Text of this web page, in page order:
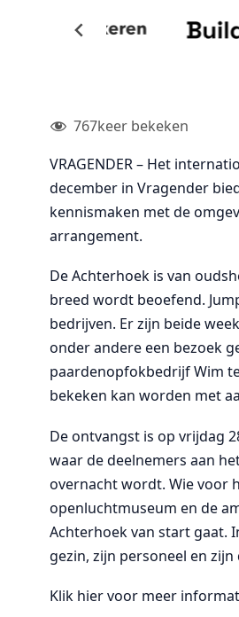
767keer bekeken
VRAGENDER – Het
december in Vragender
kennismaken met de
arrangement.
De Achterhoek is van
breed wordt beoefend.
bedrijven. Er zijn beide
onder andere een bezoek
paardenopfokbedrijf Wim
bekeken kan worden met
De ontvangst is op vrijdag
waar de deelnemers aan
overnacht wordt. Wie voor
openluchtmuseum en de
Achterhoek van start gaat.
gezin, zijn personeel en
Klik hier voor meer